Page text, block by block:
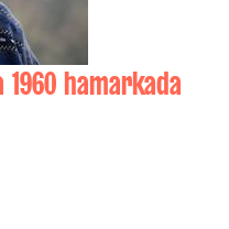
hamarkada